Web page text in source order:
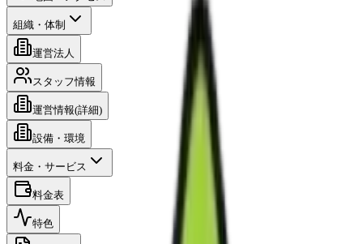
組織・体制
運営法人
スタッフ情報
運営情報(詳細)
設備・環境
料金・サービス
料金表
特色